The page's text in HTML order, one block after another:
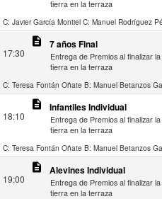
tierra en la terraza
C: Javier García Montiel C: Manuel Rodríguez
17:30
description 7 años Final
Entrega de Premios al finalizar
tierra en la terraza
C: Teresa Fontán Oñate B: Manuel Betanzos
18:10
description Infantiles Individual
Entrega de Premios al finalizar
tierra en la terraza
C: Teresa Fontán Oñate B: Manuel Betanzos
19:00
description Alevines Individual
Entrega de Premios al finalizar
tierra en la terraza